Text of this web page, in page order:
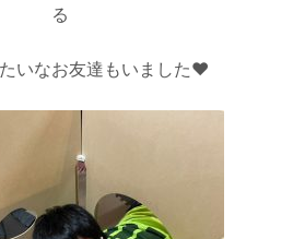
る
いなお友達もいました❤